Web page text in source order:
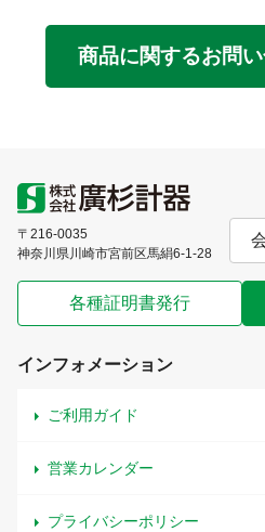
商品に関するお問
〒216-0035
神奈川県川崎市宮前区馬絹6-1-28
各種証明書発行
インフォメーション
ご利用ガイド
営業カレンダー
プライバシーポリシー